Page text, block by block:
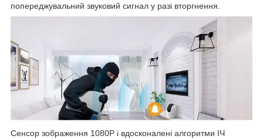
попереджувальний звуковий сигнал у разі вторгнення.
Сенсор зображення 1080P і вдосконалені алгоритми ІЧ